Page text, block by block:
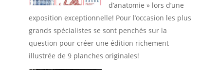
d’anatomie » lors d’une
exposition exceptionnelle! Pour l’occasion les plus
grands spécialistes se sont penchés sur la
question pour créer une édition richement
illustrée de 9 planches originales!